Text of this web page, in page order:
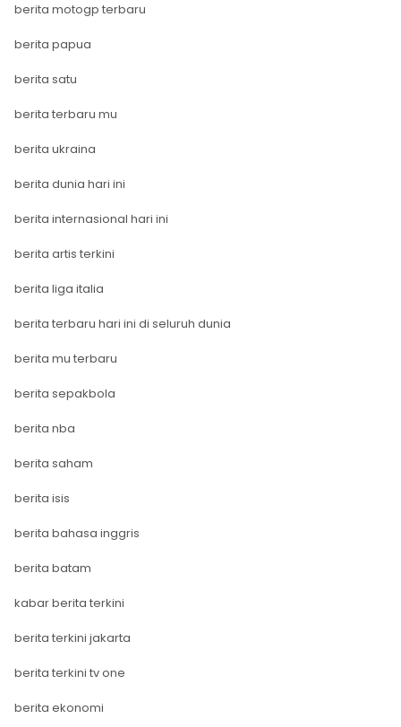
berita motogp terbaru
berita papua
berita satu
berita terbaru mu
berita ukraina
berita dunia hari ini
berita internasional hari ini
berita artis terkini
berita liga italia
berita terbaru hari ini di seluruh dunia
berita mu terbaru
berita sepakbola
berita nba
berita saham
berita isis
berita bahasa inggris
berita batam
kabar berita terkini
berita terkini jakarta
berita terkini tv one
berita ekonomi